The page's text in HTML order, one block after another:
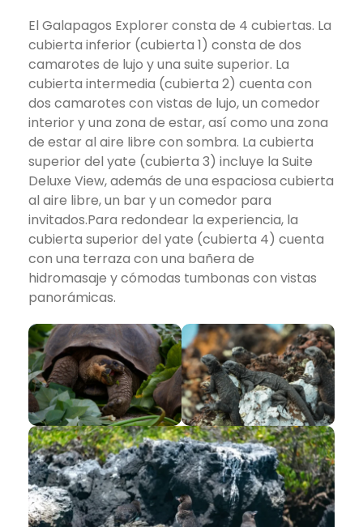
El Galapagos Explorer consta de 4 cubiertas. La
cubierta inferior (cubierta 1) consta de dos
camarotes de lujo y una suite superior. La
cubierta intermedia (cubierta 2) cuenta con
dos camarotes con vistas de lujo, un comedor
interior y una zona de estar, así como una zona
de estar al aire libre con sombra. La cubierta
superior del yate (cubierta 3) incluye la Suite
Deluxe View, además de una espaciosa cubierta
al aire libre, un bar y un comedor para
invitados.Para redondear la experiencia, la
cubierta superior del yate (cubierta 4) cuenta
con una terraza con una bañera de
hidromasaje y cómodas tumbonas con vistas
panorámicas.